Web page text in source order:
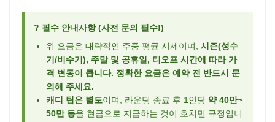
? 필수 안내사항 (사전 문의 필수!)
위 요금은 대략적인 주중 평균 시세이며, 시즌(성수
기/비수기), 주말 및 공휴일, 티오프 시간에 따라 가
격 변동이 큽니다. 정확한 요금은 예약 전 반드시 문
의해 주세요.
캐디 팁은 별도이며, 라운딩 종료 후 1인당 약 40만~
50만 동을 현금으로 지급하는 것이 호치민 규정입니